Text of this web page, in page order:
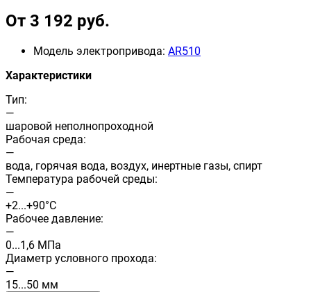
От 3 192 руб.
Модель электропривода: AR510
Характеристики
Тип:
—
шаровой неполнопроходной
Рабочая среда:
—
вода, горячая вода, воздух, инертные газы, спирт
Температура рабочей среды:
—
+2...+90°С
Рабочее давление:
—
0...1,6 МПа
Диаметр условного прохода:
—
15...50 мм